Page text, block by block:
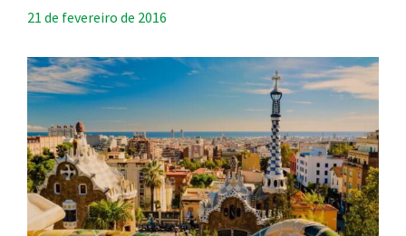
21 de fevereiro de 2016